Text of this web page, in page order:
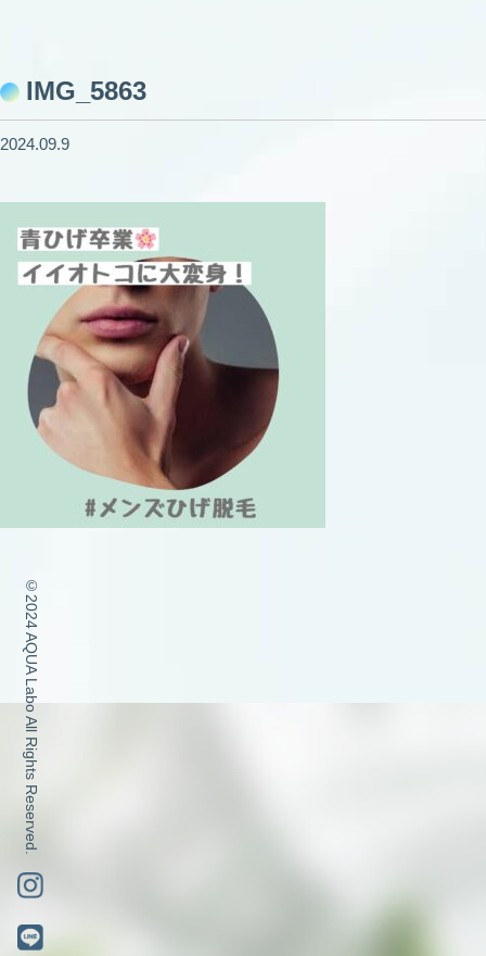
IMG_5863
2024.09.9
©2024 AQUA Labo All Rights Reserved.